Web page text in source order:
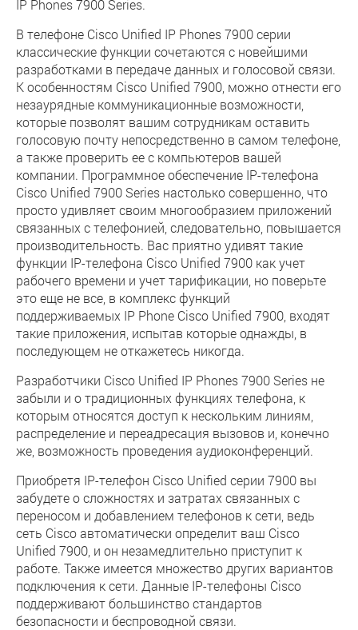
IP Phones 7900 Series.
В телефоне Cisco Unified IP Phones 7900 серии
классические функции сочетаются с новейшими
разработками в передаче данных и голосовой связи.
К особенностям Cisco Unified 7900, можно отнести его
незаурядные коммуникационные возможности,
которые позволят вашим сотрудникам оставить
голосовую почту непосредственно в самом телефоне,
а также проверить ее с компьютеров вашей
компании. Программное обеспечение IP-телефона
Cisco Unified 7900 Series настолько совершенно, что
просто удивляет своим многообразием приложений
связанных с телефонией, следовательно, повышается
производительность. Вас приятно удивят такие
функции IP-телефона Cisco Unified 7900 как учет
рабочего времени и учет тарификации, но поверьте
это еще не все, в комплекс функций
поддерживаемых IP Phone Cisco Unified 7900, входят
такие приложения, испытав которые однажды, в
последующем не откажетесь никогда.
Разработчики Cisco Unified IP Phones 7900 Series не
забыли и о традиционных функциях телефона, к
которым относятся доступ к нескольким линиям,
распределение и переадресация вызовов и, конечно
же, возможность проведения аудиоконференций.
Приобретя IP-телефон Cisco Unified серии 7900 вы
забудете о сложностях и затратах связанных с
переносом и добавлением телефонов к сети, ведь
сеть Cisco автоматически определит ваш Cisco
Unified 7900, и он незамедлительно приступит к
работе. Также имеется множество других вариантов
подключения к сети. Данные IP-телефоны Cisco
поддерживают большинство стандартов
безопасности и беспроводной связи.